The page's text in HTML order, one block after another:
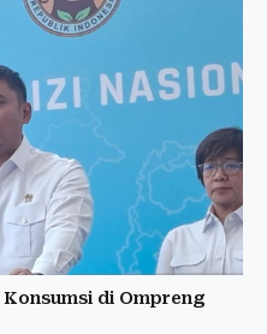
Konsumsi di Ompreng